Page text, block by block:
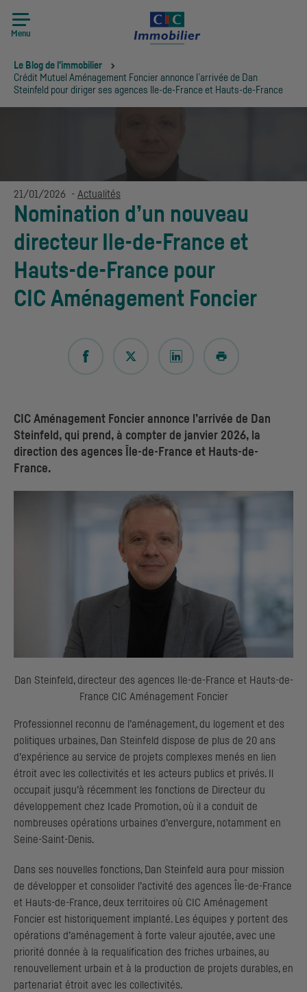
Menu
Vous êtes ici:
Le Blog de l'immobilier
Crédit Mutuel Aménagement Foncier annonce l’arrivée de Dan
Steinfeld pour diriger ses agences Ile-de-France et Hauts-de-France
21/01/2026 - Actualités
Nomination d’un nouveau
directeur Ile-de-France et
Hauts-de-France pour
CIC Aménagement Foncier
CIC Aménagement Foncier annonce l’arrivée de Dan
Steinfeld, qui prend, à compter de janvier 2026, la
direction des agences Île-de-France et Hauts-de-
France.
Dan Steinfeld, directeur des agences Ile-de-France et Hauts-de-
France CIC Aménagement Foncier
Professionnel reconnu de l’aménagement, du logement et des
politiques urbaines, Dan Steinfeld dispose de plus de 20 ans
d’expérience au service de projets complexes menés en lien
étroit avec les collectivités et les acteurs publics et privés. Il
occupait jusqu’à récemment les fonctions de Directeur du
développement chez Icade Promotion, où il a conduit de
nombreuses opérations urbaines d’envergure, notamment en
Seine-Saint-Denis.
Dans ses nouvelles fonctions, Dan Steinfeld aura pour mission
de développer et consolider l’activité des agences Île-de-France
et Hauts-de-France, deux territoires où CIC Aménagement
Foncier est historiquement implanté. Les équipes y portent des
opérations d’aménagement à forte valeur ajoutée, avec une
priorité donnée à la requalification des friches urbaines, au
renouvellement urbain et à la production de projets durables, en
partenariat étroit avec les collectivités.